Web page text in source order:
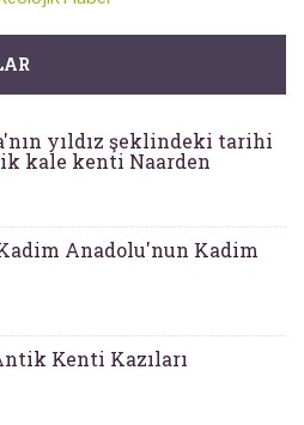
yıldız şeklindeki tarihi
kale kenti Naarden
Anadolu'nun Kadim
Kenti Kazıları